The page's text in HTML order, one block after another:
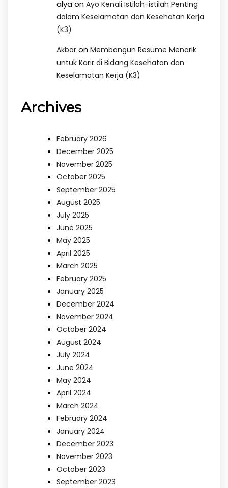
alyaon Ayo Kenali Istilah-istilah Penting
dalam Keselamatan dan Kesehatan Kerja
(K3)
Akbar on Membangun Resume Menarik
untuk Karir di Bidang Kesehatan dan
Keselamatan Kerja (K3)
Archives
February 2026
December 2025
November 2025
October 2025
September 2025
August 2025
July 2025
June 2025
May 2025
April 2025
March 2025
February 2025
January 2025
December 2024
November 2024
October 2024
August 2024
July 2024
June 2024
May 2024
April 2024
March 2024
February 2024
January 2024
December 2023
November 2023
October 2023
September 2023